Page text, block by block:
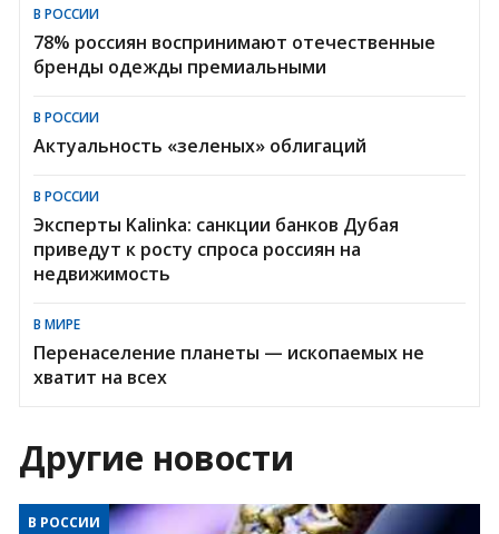
В РОССИИ
78% россиян воспринимают отечественные
бренды одежды премиальными
В РОССИИ
Актуальность «зеленых» облигаций
В РОССИИ
Эксперты Kalinka: санкции банков Дубая
приведут к росту спроса россиян на
недвижимость
В МИРЕ
Перенаселение планеты — ископаемых не
хватит на всех
Другие новости
В РОССИИ